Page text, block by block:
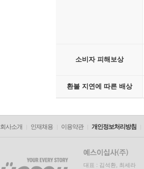
소비자 피해보상
환불 지연에 따른 배상
회사소개 인재채용 이용약관 개인정보처리방침
대표 : 김석환, 최세라